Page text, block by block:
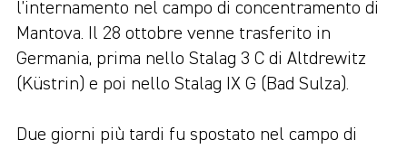
l’internamento nel campo di concentramento di
Mantova. Il 28 ottobre venne trasferito in
Germania, prima nello Stalag 3 C di Altdrewitz
(Küstrin) e poi nello Stalag IX G (Bad Sulza).
Due giorni più tardi fu spostato nel campo di